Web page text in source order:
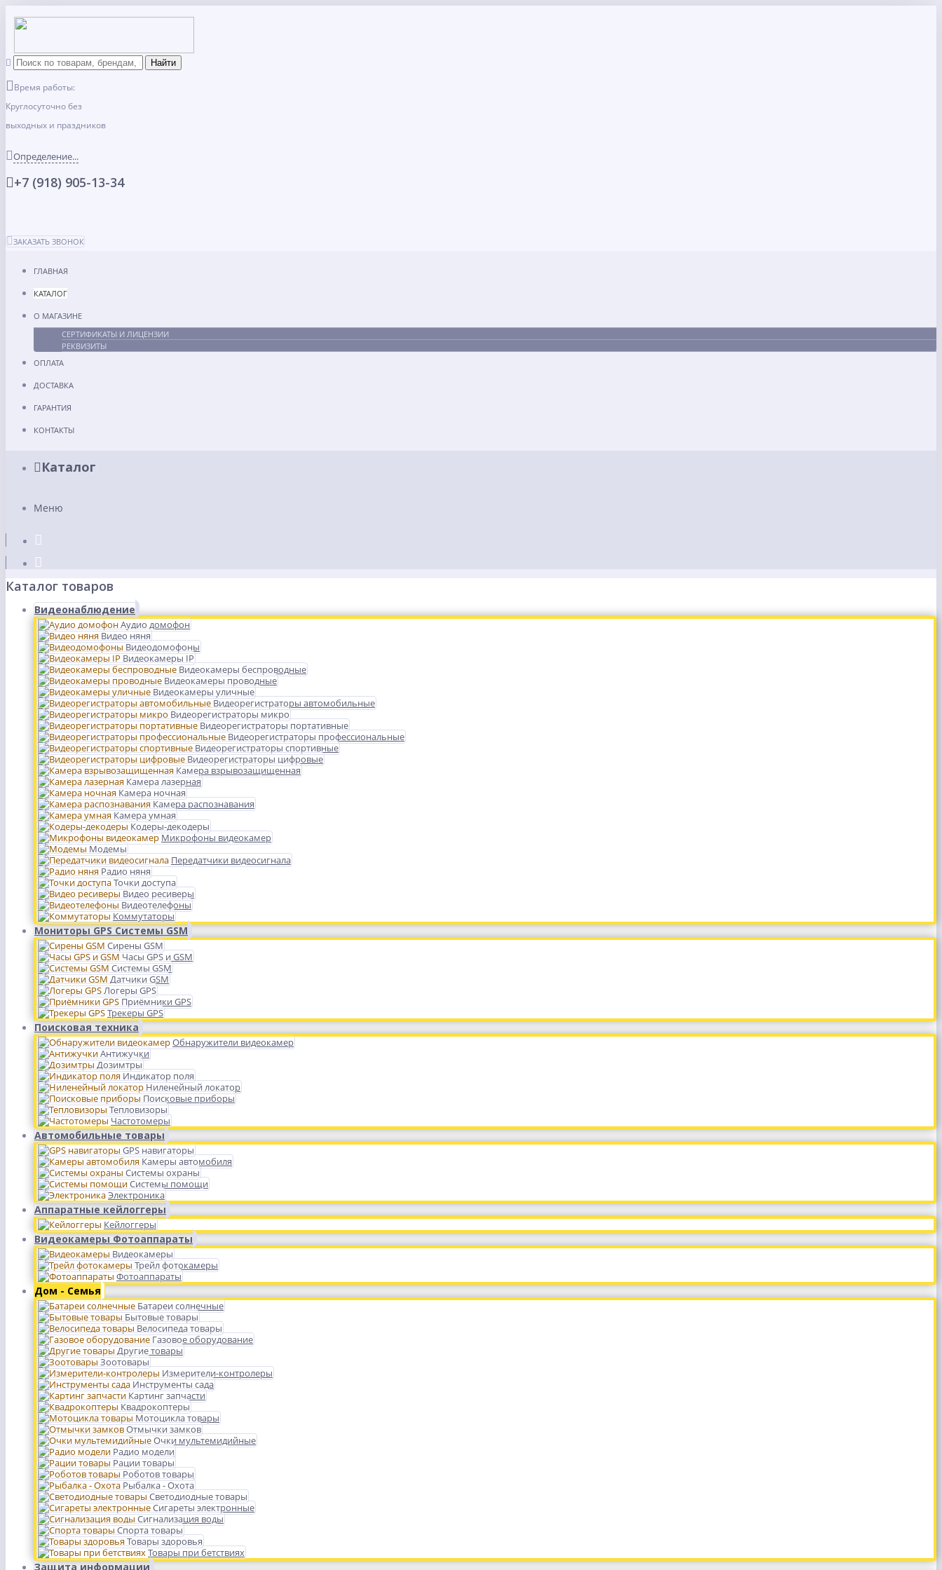
Время работы:
Круглосуточно без
выходных и праздников
Определение...
+7 (918) 905-13-34
ЗАКАЗАТЬ ЗВОНОК
ГЛАВНАЯ
КАТАЛОГ
О МАГАЗИНЕ
СЕРТИФИКАТЫ И ЛИЦЕНЗИИ
РЕКВИЗИТЫ
ОПЛАТА
ДОСТАВКА
ГАРАНТИЯ
КОНТАКТЫ
Каталог
Меню
Каталог товаров
Видеонаблюдение
Аудио домофон
Видео няня
Видеодомофоны
Видеокамеры IP
Видеокамеры беспроводные
Видеокамеры проводные
Видеокамеры уличные
Видеорегистраторы автомобильные
Видеорегистраторы микро
Видеорегистраторы портативные
Видеорегистраторы профессиональные
Видеорегистраторы спортивные
Видеорегистраторы цифровые
Камера взрывозащищенная
Камера лазерная
Камера ночная
Камера распознавания
Камера умная
Кодеры-декодеры
Микрофоны видеокамер
Модемы
Передатчики видеосигнала
Радио няня
Точки доступа
Видео ресиверы
Видеотелефоны
Коммутаторы
Мониторы GPS Системы GSM
Сирены GSM
Часы GPS и GSM
Системы GSM
Датчики GSM
Логеры GPS
Приёмники GPS
Трекеры GPS
Поисковая техника
Обнаружители видеокамер
Антижучки
Дозимтры
Индикатор поля
Ниленейный локатор
Поисковые приборы
Тепловизоры
Частотомеры
Автомобильные товары
GPS навигаторы
Камеры автомобиля
Системы охраны
Системы помощи
Электроника
Аппаратные кейлоггеры
Кейлоггеры
Видеокамеры Фотоаппараты
Видеокамеры
Трейл фотокамеры
Фотоаппараты
Дом - Семья
Батареи солнечные
Бытовые товары
Велосипеда товары
Газовое оборудование
Другие товары
Зоотовары
Измерители-контролеры
Инструменты сада
Картинг запчасти
Квадрокоптеры
Мотоцикла товары
Отмычки замков
Очки мультемидийные
Радио модели
Рации товары
Роботов товары
Рыбалка - Охота
Светодиодные товары
Сигареты электронные
Сигнализация воды
Спорта товары
Товары здоровья
Товары при бетствиях
Защита информации